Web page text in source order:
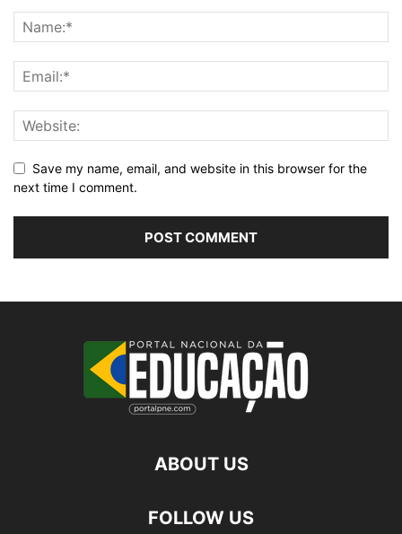
Save my name, email, and website in this browser for the
next time I comment.
ABOUT US
FOLLOW US